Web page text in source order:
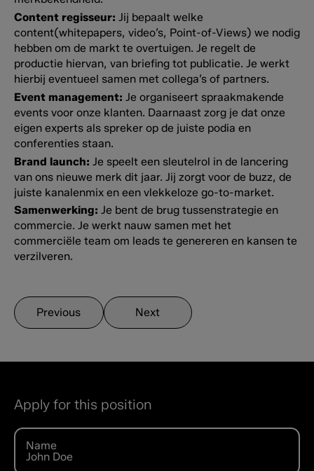
Content regisseur: Jij bepaalt welke
content(whitepapers, video’s, Point-of-Views) we nodig
hebben om de markt te overtuigen. Je regelt de
productie hiervan, van briefing tot publicatie. Je werkt
hierbij eventueel samen met collega’s of partners.
Event management: Je organiseert spraakmakende
events voor onze klanten. Daarnaast zorg je dat onze
eigen experts als spreker op de juiste podia en
conferenties staan.
Brand launch: Je speelt een sleutelrol in de lancering
van ons nieuwe merk dit jaar. Jij zorgt voor de buzz, de
juiste kanalenmix en een vlekkeloze go-to-market.
Samenwerking: Je bent de brug tussenstrategie en
commercie. Je werkt nauw samen met het
commerciële team om leads te genereren en kansen te
verzilveren.
Previous Next
Apply for this position
Name